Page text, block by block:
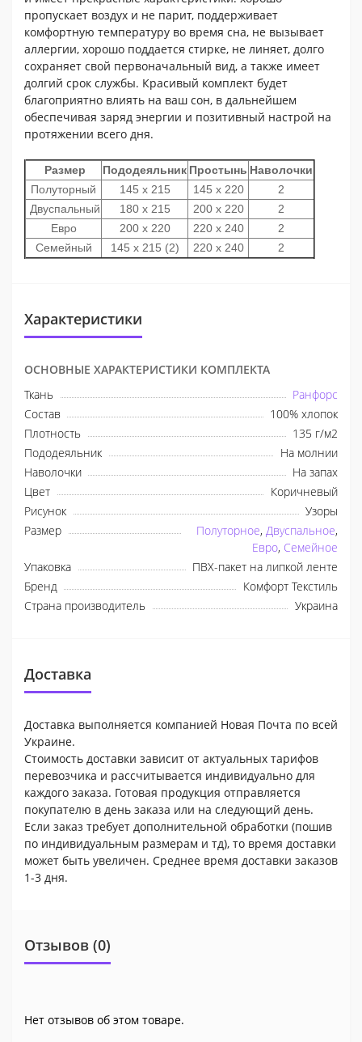
пропускает воздух и не парит, поддерживает
комфортную температуру во время сна, не вызывает
аллергии, хорошо поддается стирке, не линяет, долго
сохраняет свой первоначальный вид, а также имеет
долгий срок службы. Красивый комплект будет
благоприятно влиять на ваш сон, в дальнейшем
обеспечивая заряд энергии и позитивный настрой на
протяжении всего дня.
Размер Пододеяльник Простынь Наволочки
Полуторный
145 х 215 145 х 220
2
Двуспальный
180 х 215 200 х 220
2
Евро
200 х 220 220 х 240
2
Семейный
145 х 215 (2) 220 х 240 2
Характеристики
ОСНОВНЫЕ ХАРАКТЕРИСТИКИ КОМПЛЕКТА
Ткань
Ранфорс
Состав
100% хлопок
Плотность
135 г/м2
Пододеяльник
На молнии
Наволочки
На запах
Цвет
Коричневый
Рисунок
Узоры
Размер
Полуторное, Двуспальное,
Евро, Семейное
Упаковка
ПВХ-пакет на липкой ленте
Бренд
Комфорт Текстиль
Страна производитель
Украина
Доставка
Доставка выполняется компанией Новая Почта по всей
Украине.
Стоимость доставки зависит от актуальных тарифов
перевозчика и рассчитывается индивидуально для
каждого заказа. Готовая продукция отправляется
покупателю в день заказа или на следующий день.
Если заказ требует дополнительной обработки (пошив
по индивидуальным размерам и тд), то время доставки
может быть увеличен. Среднее время доставки заказов
1-3 дня.
Отзывов (0)
Нет отзывов об этом товаре.